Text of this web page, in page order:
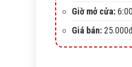
Giờ mở cửa:
Giá bán: